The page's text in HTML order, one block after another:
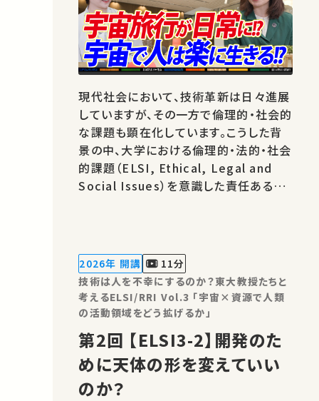
現代社会において、技術革新は日々進展
していますが、その一方で倫理的・社会的
な課題も顕在化しています。こうした背
景の中、大学における倫理的・法的・社会
的課題（ELSI, Ethical, Legal and
Social Issues）を意識した責任ある研
の目的は、工学が関わる様々な分野にお
ける技術とその社会的影響について、
我々…
2026年 開講
11分
技術は人を不幸にするのか？東大教授たちと
考えるELSI/RRI Vol.3 「宇宙×資源で人類
の活動領域をどう拡げるか」
第2回 【ELSI3-2】開発のた
めに天体の形を変えていい
のか？